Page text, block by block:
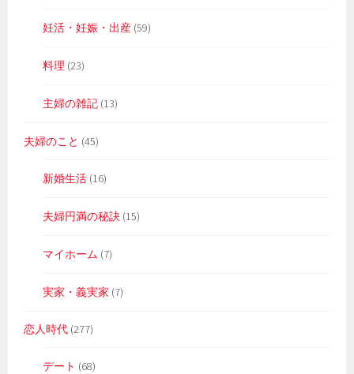
妊活・妊娠・出産 (59)
料理 (23)
主婦の雑記 (13)
夫婦のこと (45)
新婚生活 (16)
夫婦円満の秘訣 (15)
マイホーム (7)
実家・義実家 (7)
恋人時代 (277)
デート (68)